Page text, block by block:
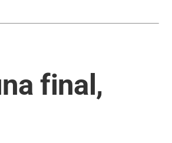
final,